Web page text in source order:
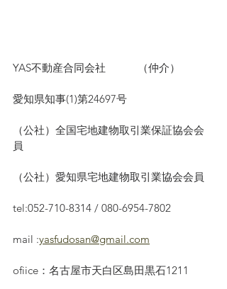
YAS不動産合同会社　　　（仲介）
愛知県知事(1)第24697号
（公社）全国宅地建物取引業保証協会会
員
（公社）愛知県宅地建物取引業協会会員
tel:052-710-8314 / 080-6954-7802
mail :yasfudosan@gmail.com
ofiice：名古屋市天白区島田黒石1211